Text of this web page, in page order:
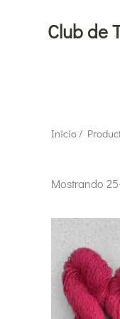
Club de
Inicio/
Mostrando